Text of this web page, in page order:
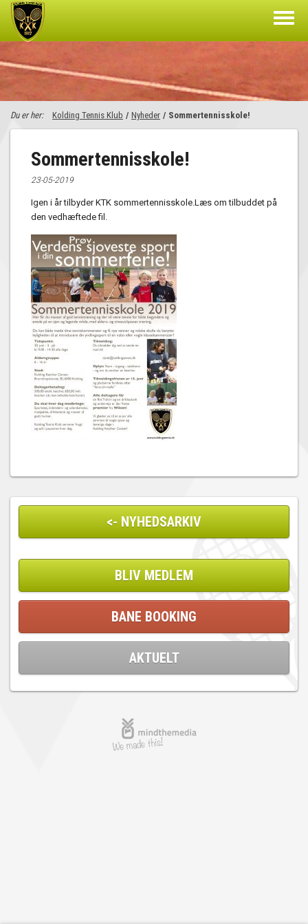
Du er her: Kolding Tennis Klub / Nyheder / Sommertennisskole!
Sommertennisskole!
23-05-2019
Igen i år tilbyder KTK sommertennisskole.Læs om tilbuddet på
den vedhæftede fil.
<- NYHEDSARKIV
BLIV MEDLEM
BANE BOOKING
AKTUELT